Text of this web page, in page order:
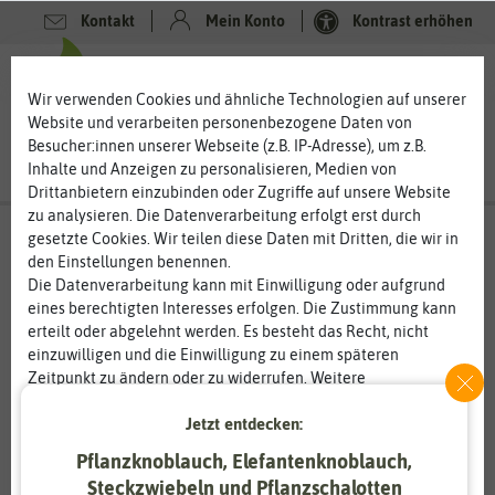
Kontakt Mein Konto Kontrast erhöhen
Wir verwenden Cookies und ähnliche Technologien auf unserer
Website und verarbeiten personenbezogene Daten von
Besucher:innen unserer Webseite (z.B. IP-Adresse), um z.B.
Inhalte und Anzeigen zu personalisieren, Medien von
Drittanbietern einzubinden oder Zugriffe auf unsere Website
zu analysieren. Die Datenverarbeitung erfolgt erst durch
gesetzte Cookies. Wir teilen diese Daten mit Dritten, die wir in
den Einstellungen benennen.
Die Datenverarbeitung kann mit Einwilligung oder aufgrund
eines berechtigten Interesses erfolgen. Die Zustimmung kann
erteilt oder abgelehnt werden. Es besteht das Recht, nicht
einzuwilligen und die Einwilligung zu einem späteren
Zeitpunkt zu ändern oder zu widerrufen. Weitere
Informationen zur Verwendung personenbezogener Daten und
den Diensten erklären wir in unsererDaten­schutz­erklärung
Essenziell Statistik
Jetzt entdecken:
Pflanzknoblauch, Elefantenknoblauch,
Steckzwiebeln und Pflanzschalotten